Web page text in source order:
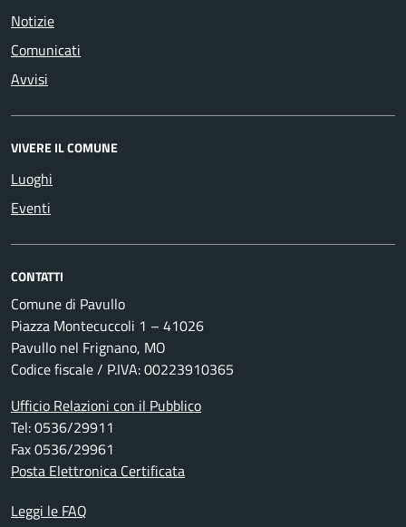
Notizie
Comunicati
Avvisi
VIVERE IL COMUNE
Luoghi
Eventi
CONTATTI
Comune di Pavullo
Piazza Montecuccoli 1 – 41026
Pavullo nel Frignano, MO
Codice fiscale / P.IVA: 00223910365
Ufficio Relazioni con il Pubblico
Tel: 0536/29911
Fax 0536/29961
Posta Elettronica Certificata
Leggi le FAQ